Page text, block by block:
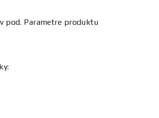
pod. Parametre produktu